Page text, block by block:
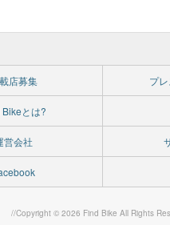
店募集 プ
Bikeとは?
営会社
//Copyright © 2026 Find Bike All Rights